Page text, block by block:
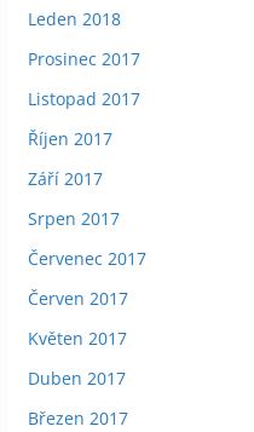
Leden 2018
Prosinec 2017
Listopad 2017
Říjen 2017
Září 2017
Srpen 2017
Červenec 2017
Červen 2017
Květen 2017
Duben 2017
Březen 2017